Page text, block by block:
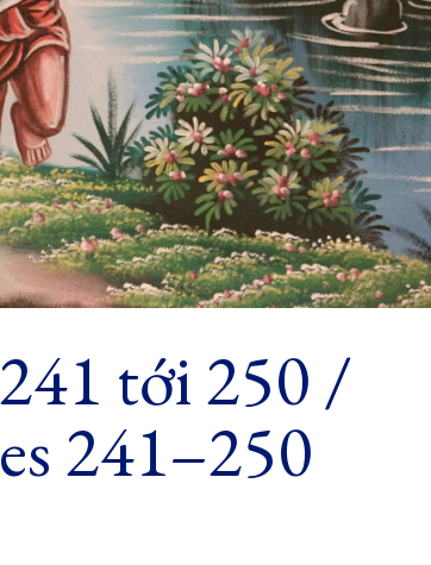
tới 250 /
241–250